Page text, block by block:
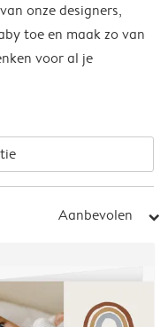
onze designers,
toe en maak zo van
voor al je
Aanbevolen arrow_right